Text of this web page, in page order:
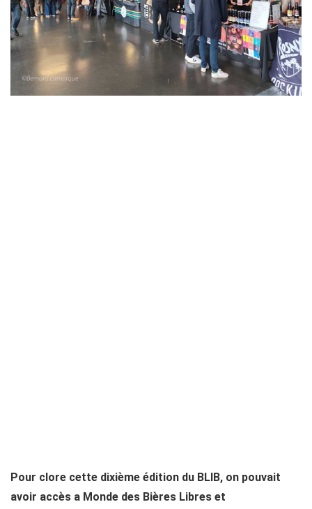
Pour clore cette dixième édition du BLIB, on pouvait
avoir accès a Monde des Bières Libres et